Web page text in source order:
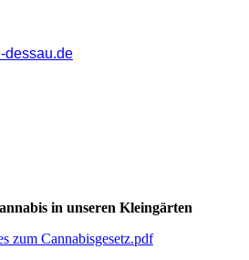
dessau.de
in unseren Kleingärten
zum Cannabisgesetz.pdf